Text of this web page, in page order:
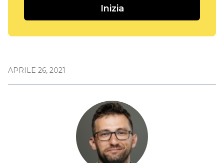
Inizia
APRILE 26, 2021